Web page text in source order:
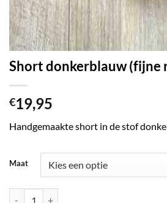
Short donkerblauw (fijne
€19,95
Handgemaakte short in de stof
Maat